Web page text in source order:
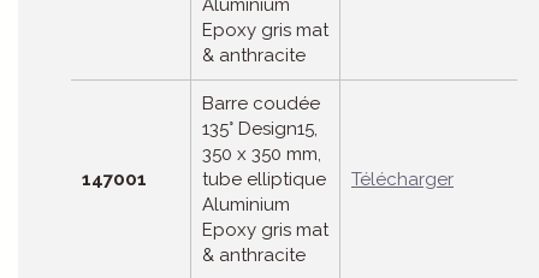
Epoxy gris mat
& anthracite
147001
Barre coudée
135° Design15,
350 x 350 mm,
tube elliptique
Aluminium
Epoxy gris mat
& anthracite
Télécharger